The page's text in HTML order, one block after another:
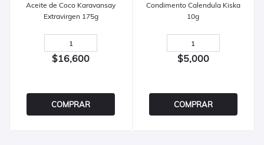
Aceite de Coco Karavansay
Extravirgen 175g
$16,600
COMPRAR
Condimento Calendula Kiska
10g
$5,000
COMPRAR